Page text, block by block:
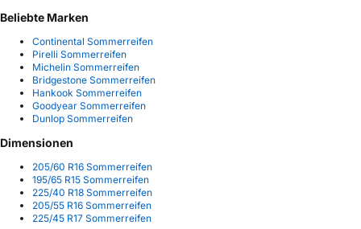
Beliebte Marken
Continental Sommerreifen
Pirelli Sommerreifen
Michelin Sommerreifen
Bridgestone Sommerreifen
Hankook Sommerreifen
Goodyear Sommerreifen
Dunlop Sommerreifen
Dimensionen
205/60 R16 Sommerreifen
195/65 R15 Sommerreifen
225/40 R18 Sommerreifen
205/55 R16 Sommerreifen
225/45 R17 Sommerreifen